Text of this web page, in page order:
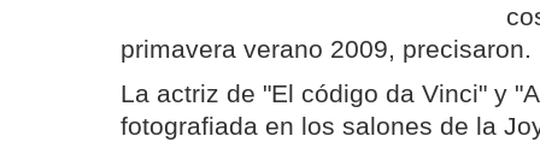
primavera verano 2009, precisaron.
La actriz de "El código da Vinci" y
fotografiada en los salones de la